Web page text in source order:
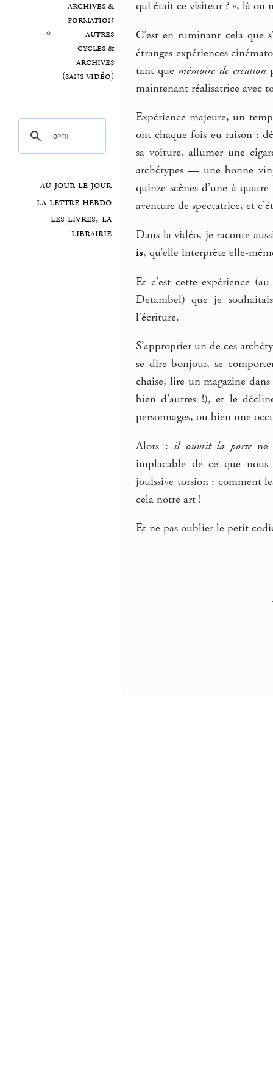
archives &
formation
autres
cycles &
archives
(sans vidéo)
au jour le jour
la lettre hebdo
les livres, la
librairie
qui était ce visiteur ? », là on
C’est en ruminant cela que
étranges expériences
tant que mémoire de création
maintenant réalisatrice avec
Expérience majeure, un
ont chaque fois eu raison :
sa voiture, allumer une
archétypes — une bonne
quinze scènes d’une à
aventure de spectatrice, et
Dans la vidéo, je raconte
is, qu’elle interprète elle-
Et c’est cette expérience
Detambel) que je
l’écriture.
S’approprier un de ces
se dire bonjour, se
chaise, lire un magazine
bien d’autres !), et le
personnages, ou bien une
Alors : il ouvrit la portene
implacable de ce que
jouissive torsion : comment
cela notre art !
Et ne pas oublier le petit